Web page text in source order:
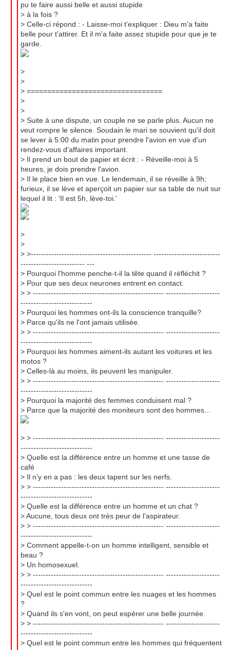
pu te faire aussi belle et aussi stupide
> à la fois ?
> Celle-ci répond : - Laisse-moi t'expliquer : Dieu m'a faite
belle pour t'attirer. Et il m'a faite assez stupide pour que je te
garde.
>
>
> =================================
>
>
> Suite à une dispute, un couple ne se parle plus. Aucun ne
veut rompre le silence. Soudain le mari se souvient qu'il doit
se lever à 5:00 du matin pour prendre l'avion en vue d'un
rendez-vous d'affaires important.
> Il prend un bout de papier et écrit : - Réveille-moi à 5
heures, je dois prendre l'avion.
> Il le place bien en vue. Le lendemain, il se réveille à 9h;
furieux, il se lève et aperçoit un papier sur sa table de nuit sur
lequel il lit : 'Il est 5h, lève-toi.'
>
>
> >----------------------------------------------- --------------------------
------------------------- ---
> Pourquoi l'homme penche-t-il la tête quand il réfléchit ?
> Pour que ses deux neurones entrent en contact.
> > --------------------------------------------------- ---------------------
----------------------------
> Pourquoi les hommes ont-ils la conscience tranquille?
> Parce qu'ils ne l'ont jamais utilisée.
> > --------------------------------------------------- ---------------------
----------------------------
> Pourquoi les hommes aiment-ils autant les voitures et les
motos ?
> Celles-là au moins, ils peuvent les manipuler.
> > --------------------------------------------------- ---------------------
----------------------------
> Pourquoi la majorité des femmes conduisent mal ?
> Parce que la majorité des moniteurs sont des hommes...
> > --------------------------------------------------- ---------------------
----------------------------
> Quelle est la différence entre un homme et une tasse de
café
> Il n'y en a pas : les deux tapent sur les nerfs.
> > --------------------------------------------------- ---------------------
----------------------------
> Quelle est la différence entre un homme et un chat ?
> Aucune, tous deux ont très peur de l'aspirateur.
> > --------------------------------------------------- ---------------------
----------------------------
> Comment appelle-t-on un homme intelligent, sensible et
beau ?
> Un homosexuel.
> > --------------------------------------------------- ---------------------
----------------------------
> Quel est le point commun entre les nuages et les hommes
?
> Quand ils s'en vont, on peut espérer une belle journée.
> > --------------------------------------------------- ---------------------
----------------------------
> Quel est le point commun entre les hommes qui fréquentent